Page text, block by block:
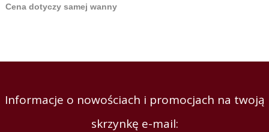
Cena dotyczy samej wanny
Informacje o nowościach i promocjach na twoją
skrzynkę e-mail: